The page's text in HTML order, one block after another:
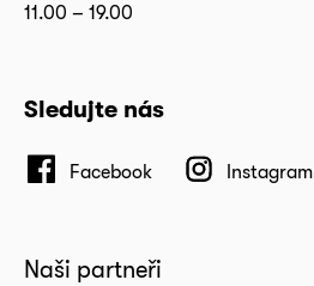
11.00 – 19.00
Sledujte nás
Facebook Instagram
Naši partneři